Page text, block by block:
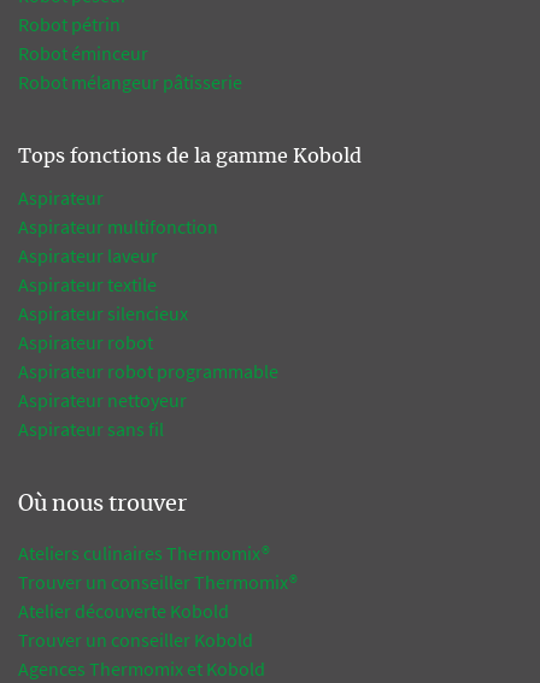
Robot pétrin
Robot éminceur
Robot mélangeur pâtisserie
Tops fonctions de la gamme Kobold
Aspirateur
Aspirateur multifonction
Aspirateur laveur
Aspirateur textile
Aspirateur silencieux
Aspirateur robot
Aspirateur robot programmable
Aspirateur nettoyeur
Aspirateur sans fil
Où nous trouver
Ateliers culinaires Thermomix®
Trouver un conseiller Thermomix®
Atelier découverte Kobold
Trouver un conseiller Kobold
Agences Thermomix et Kobold